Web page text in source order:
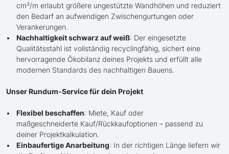
cm³/m erlaubt größere ungestützte Wandhöhen und reduziert
den Bedarf an aufwendigen Zwischengurtungen oder
Verankerungen.
Nachhaltigkeit schwarz auf weiß: Der eingesetzte
Qualitätsstahl ist vollständig recyclingfähig, sichert eine
hervorragende Ökobilanz deines Projekts und erfüllt alle
modernen Standards des nachhaltigen Bauens.
Unser Rundum-Service für dein Projekt
Flexibel beschaffen: Miete, Kauf oder
maßgeschneiderte Kauf/Rückkaufoptionen – passend zu
deiner Projektkalkulation.
Einbaufertige Anarbeitung: In der richtigen Länge liefern wir